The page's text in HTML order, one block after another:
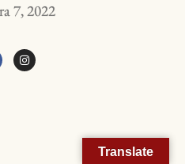
7, 2022
Translate